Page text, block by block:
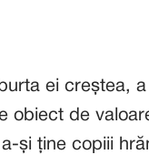
ei creștea,
obiect de
și ține copiii